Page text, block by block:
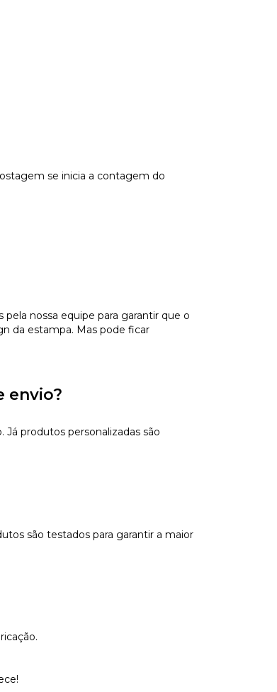
se inicia a contagem do
nossa equipe para garantir que o
da estampa. Mas pode ficar
envio?
produtos personalizadas são
são testados para garantir a maior